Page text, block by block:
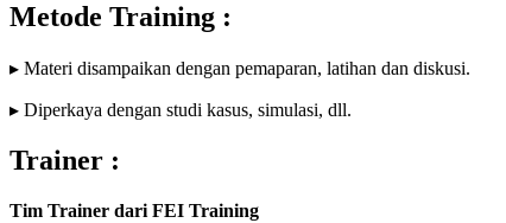
Metode Training :
▸ Materi disampaikan dengan pemaparan, latihan dan diskusi.
▸ Diperkaya dengan studi kasus, simulasi, dll.
Trainer :
Tim Trainer dari FEI Training